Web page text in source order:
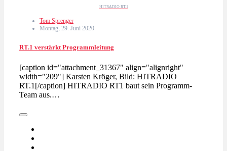
HITRADIO RT.1
Tom Sprenger
Montag, 29. Juni 2020
RT.1 verstärkt Programmleitung
[caption id="attachment_31367" align="alignright"
width="209"] Karsten Kröger, Bild: HITRADIO
RT.1[/caption] HITRADIO RT1 baut sein Programm-
Team aus.…